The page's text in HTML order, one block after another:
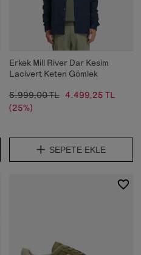
Erkek Mill River Dar Kesim
Lacivert Keten Gömlek
5.999,00 TL 4.499,25 TL
(25%)
SEPETE EKLE